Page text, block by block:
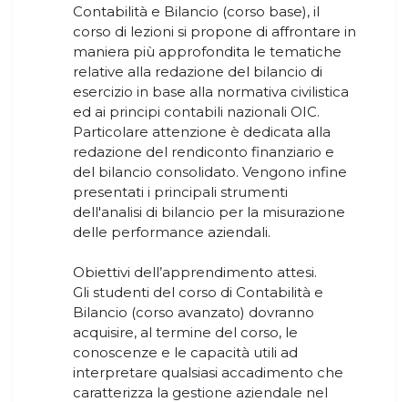
Contabilità e Bilancio (corso base), il
corso di lezioni si propone di affrontare in
maniera più approfondita le tematiche
relative alla redazione del bilancio di
esercizio in base alla normativa civilistica
ed ai principi contabili nazionali OIC.
Particolare attenzione è dedicata alla
redazione del rendiconto finanziario e
del bilancio consolidato. Vengono infine
presentati i principali strumenti
dell'analisi di bilancio per la misurazione
delle performance aziendali.
Obiettivi dell’apprendimento attesi.
Gli studenti del corso di Contabilità e
Bilancio (corso avanzato) dovranno
acquisire, al termine del corso, le
conoscenze e le capacità utili ad
interpretare qualsiasi accadimento che
caratterizza la gestione aziendale nel